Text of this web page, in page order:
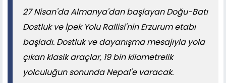
27 Nisan'da Almanya'dan başlayan Doğu-Batı
Dostluk ve İpek Yolu Rallisi'nin Erzurum etabı
başladı. Dostluk ve dayanışma mesajıyla yola
çıkan klasik araçlar, 19 bin kilometrelik
yolculuğun sonunda Nepal'e varacak.